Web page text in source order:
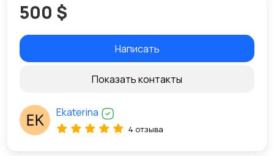
500 $
Написать
Показать контакты
Ekaterina
4 отзыва